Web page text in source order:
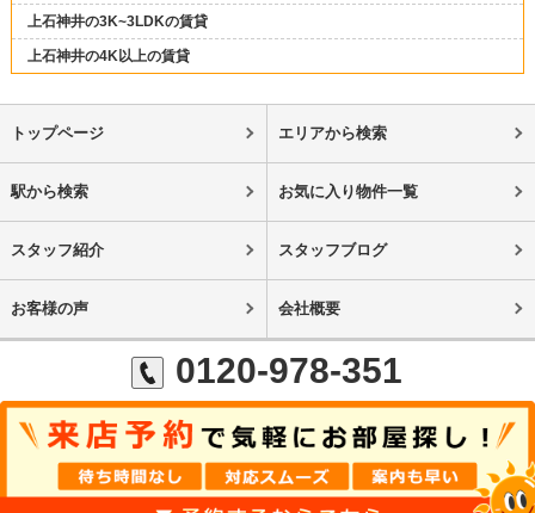
上石神井の3K~3LDKの賃貸
上石神井の4K以上の賃貸
トップページ エリアから検索
駅から検索 お気に入り物件一覧
スタッフ紹介 スタッフブログ
お客様の声 会社概要
0120-978-351